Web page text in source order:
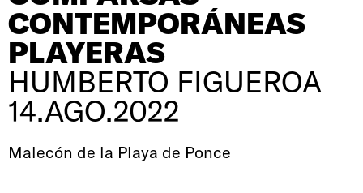
CONTEMPORÁNEAS
PLAYERAS
HUMBERTO FIGUEROA
14.AGO.2022
Malecón de la Playa de Ponce